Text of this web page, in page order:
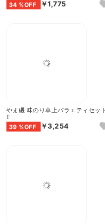
みのり工房 みちのく寒流のり・鹿児
やま磯 味のり卓上バラエティセット